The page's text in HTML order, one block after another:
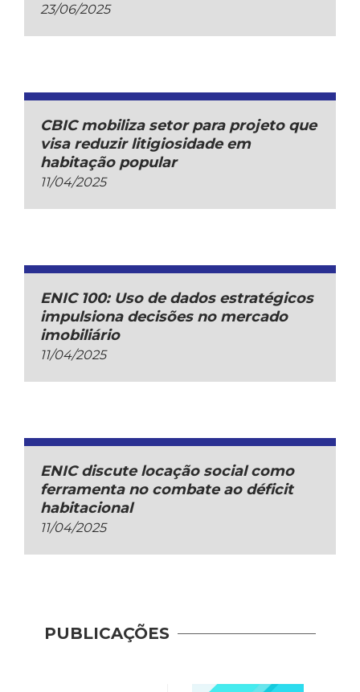
23/06/2025
CBIC mobiliza setor para projeto que
visa reduzir litigiosidade em
habitação popular
11/04/2025
ENIC 100: Uso de dados estratégicos
impulsiona decisões no mercado
imobiliário
11/04/2025
ENIC discute locação social como
ferramenta no combate ao déficit
habitacional
11/04/2025
PUBLICAÇÕES